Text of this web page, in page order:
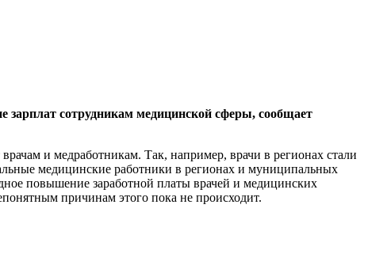
сотрудникам медицинской сферы, сообщает
и медработникам. Так, например, врачи в регионах стали
медицинские работники в регионах и муниципальных
повышение заработной платы врачей и медицинских
причинам этого пока не происходит.